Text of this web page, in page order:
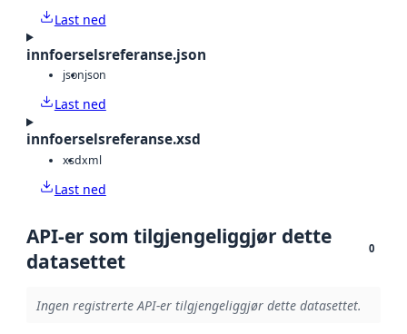
Last ned
innfoerselsreferanse.json
jsonjson
Last ned
innfoerselsreferanse.xsd
xsdxml
Last ned
API-er som tilgjengeliggjør dette
datasettet
0
Ingen registrerte API-er tilgjengeliggjør dette datasettet.